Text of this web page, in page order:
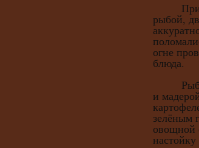
рыбой,
огне
блюда.
Рыбу,
и
зелёным
овощной